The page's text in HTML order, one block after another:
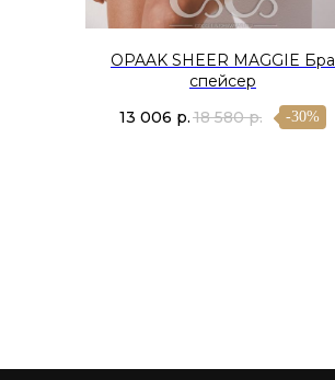
OPAAK SHEER MAGGIE Бра
спейсер
13 006 р. 18 580 р. -30%